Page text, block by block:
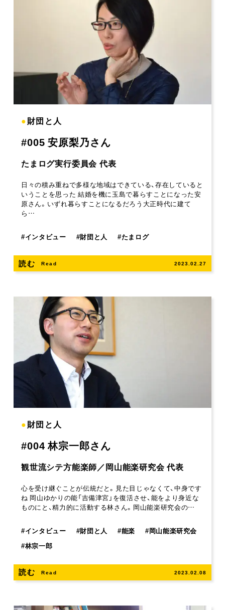
●財団と人
#005 安原梨乃さん
たまログ実行委員会 代表
日々の積み重ねで多様な地域はできている、存在していると
いうことを思った 結婚を機に玉島で暮らすことになった安
原さん。いずれ暮らすことになるだろう大正時代に建て
ら…
#インタビュー #財団と人 #たまログ
読む Read 2023.02.27
●財団と人
#004 林宗一郎さん
観世流シテ方能楽師／岡山能楽研究会 代表
心を受け継ぐことが伝統だと。見た目じゃなくて、中身です
ね 岡山ゆかりの能「吉備津宮」を復活させ、能をより身近な
ものにと、精力的に活動する林さん。岡山能楽研究会の…
#インタビュー #財団と人 #能楽 #岡山能楽研究会
#林宗一郎
読む Read 2023.02.08